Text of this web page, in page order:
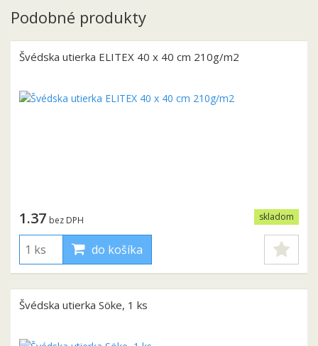
Podobné produkty
Švédska utierka ELITEX 40 x 40 cm 210g/m2
skladom
1.37 bez DPH
do košíka
Švédska utierka Söke, 1 ks